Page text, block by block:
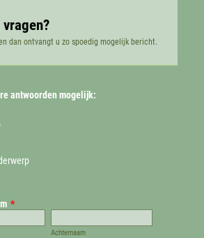
dan ontvangt u zo spoedig mogelijk bericht.
antwoorden mogelijk:
*
Achternaam